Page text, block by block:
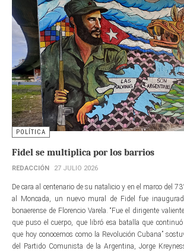
POLÍTICA
Fidel se multiplica por los barrios
REDACCIÓN 27 JULIO 2026
De cara al centenario de su natalicio y en el marco del
al Moncada, un nuevo mural de Fidel fue
bonaerense de Florencio Varela. “Fue el dirigente
que puso el cuerpo, que libró esa batalla que
que hoy conocemos como la Revolución Cubana”
del Partido Comunista de la Argentina, Jorge